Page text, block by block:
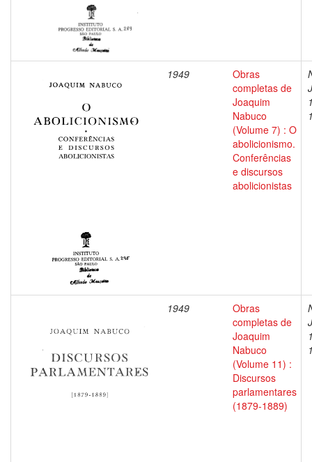
1949
Obras
completas de
Joaquim
Nabuco
(Volume 7) : O
abolicionismo.
Conferências
e discursos
abolicionistas
1949
Obras
completas de
Joaquim
Nabuco
(Volume 11) :
Discursos
parlamentares
(1879-1889)